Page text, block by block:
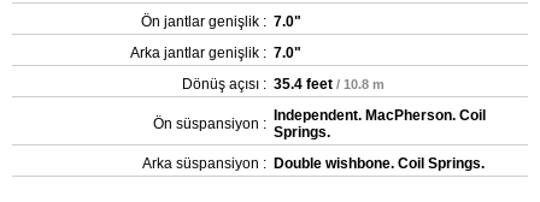
Ön jantlar genişlik : 7.0"
Arka jantlar genişlik : 7.0"
Dönüş açısı : 35.4 feet / 10.8 m
Ön süspansiyon : Independent. MacPherson. Coil
Springs.
Arka süspansiyon : Double wishbone. Coil Springs.